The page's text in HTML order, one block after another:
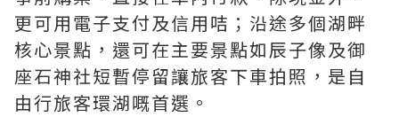
更可用電子支付及信用咭；沿途多個湖畔
核心景點，還可在主要景點如辰子像及御
座石神社短暫停留讓旅客下車拍照，是自
由行旅客環湖嘅首選。